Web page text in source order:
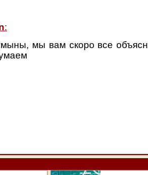
:
мы вам скоро все